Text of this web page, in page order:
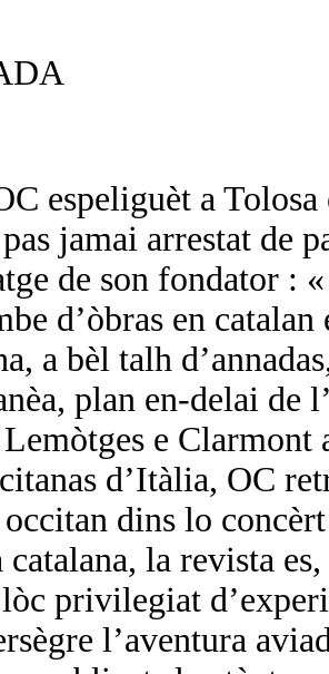
espeliguèt a
jamai arrestat de
de son fondator :
d’òbras en
a bèl talh
plan en-delai de
e Clarmont
d’Itàlia, OC
dins lo
la revista
privilegiat
l’aventura